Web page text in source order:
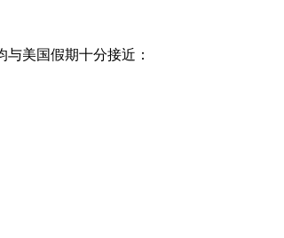
美国假期十分接近：